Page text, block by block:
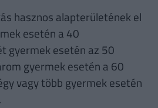
hasznos alapterületének el
esetén a 40
gyermek esetén az 50
gyermek esetén a 60
vagy több gyermek esetén